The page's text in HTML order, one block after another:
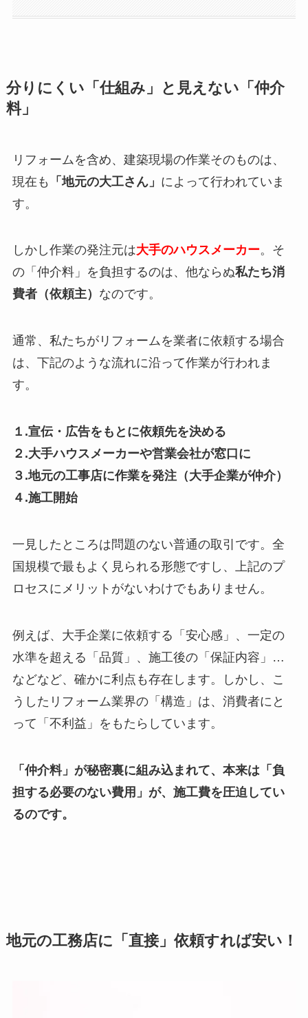
分りにくい「仕組み」と見えない「仲介
料」
リフォームを含め、建築現場の作業そのものは、
現在も
「地元の大工さん」 によって行われていま
す。
しかし作業の発注元は大手のハウスメーカー。そ
の「仲介料」を負担するのは、他ならぬ私たち消
費者（依頼主） なのです。
通常、私たちがリフォームを業者に依頼する場合
は、下記のような流れに沿って作業が行われま
す。
１.宣伝・広告をもとに依頼先を決める
２.大手ハウスメーカーや営業会社が窓口に
３.地元の工事店に作業を発注（大手企業が仲介）
４.施工開始
一見したところは問題のない普通の取引です。全
国規模で最もよく見られる形態ですし、上記のプ
ロセスにメリットがないわけでもありません。
例えば、大手企業に依頼する「安心感」、一定の
水準を超える「品質」、施工後の「保証内容」…
などなど、確かに利点も存在します。しかし、こ
うしたリフォーム業界の「構造」は、消費者にと
って「不利益」をもたらしています。
「仲介料」が秘密裏に組み込まれて、本来は「負
担する必要のない費用」が、施工費を圧迫してい
るのです。
地元の工務店に「直接」依頼すれば安い！